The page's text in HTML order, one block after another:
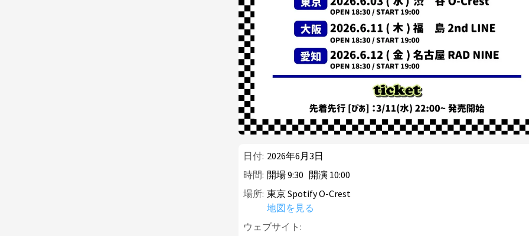
日付: 2026年6月3日
時間: 開場9:30 開演 10:00
場所: 東京 Spotify O-Crest
地図を見る
ウェブサイト: